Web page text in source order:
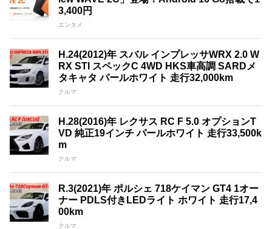
3,400円
エンタメ
H.24(2012)年 スバル インプレッサWRX 2.0 W
RX STI スペックC 4WD HKS車高調 SARDメ
タキャタ パールホワイト 走行32,000km
クルマ
H.28(2016)年 レクサス RC F 5.0 オプションT
VD 純正19インチ パールホワイト 走行33,500k
m
クルマ
R.3(2021)年 ポルシェ 718ケイマン GT4 1オー
ナー PDLS付きLEDライト ホワイト 走行17,4
00km
クルマ